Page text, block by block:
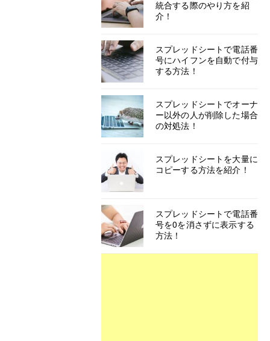
統合する際のやり方を紹
介！
スプレッドシートで電話番
号にハイフンを自動で付与
する方法！
スプレッドシートでオーナ
ー以外の人が削除した場合
の対処法！
スプレッドシートを大量に
コピーする方法を紹介！
スプレッドシートで電話番
号を0を消さずに表示する
方法！